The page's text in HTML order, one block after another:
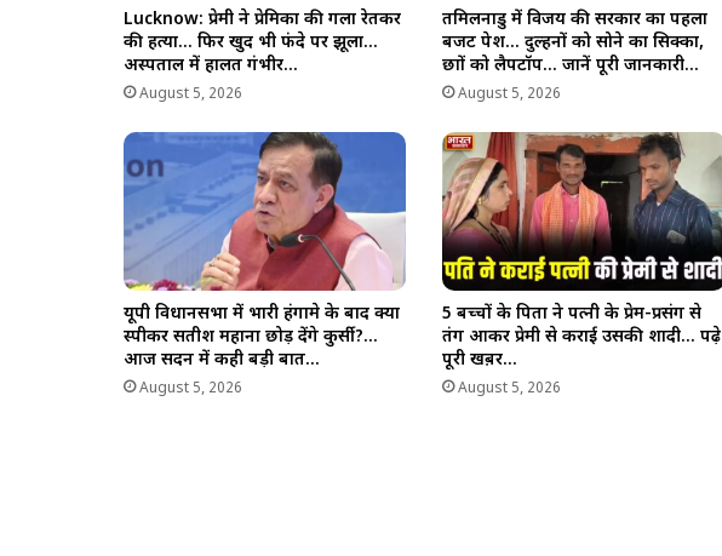
Lucknow: प्रेमी ने प्रेमिका की गला रेतकर
की हत्या… फिर खुद भी फंदे पर झूला…
अस्पताल में हालत गंभीर…
August 5, 2026
तमिलनाडु में विजय की सरकार का पहला
बजट पेश… दुल्हनों को सोने का सिक्का,
छात्रों को लैपटॉप… जानें पूरी जानकारी…
August 5, 2026
यूपी विधानसभा में भारी हंगामे के बाद क्या
स्पीकर सतीश महाना छोड़ देंगे कुर्सी?…
आज सदन में कही बड़ी बात…
August 5, 2026
5 बच्चों के पिता ने पत्नी के प्रेम-प्रसंग से
तंग आकर प्रेमी से कराई उसकी शादी… पढ़े
पूरी खब़र…
August 5, 2026